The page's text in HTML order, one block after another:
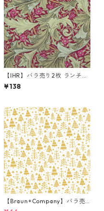
【IHR】バラ売り2枚 ランチサ
イズ ペーパーナプキン GRAN
VILLE ボルドー V&A ウィリア
¥138
【Braun+Company】バラ売
り2枚 ランチサイズ ペーパー